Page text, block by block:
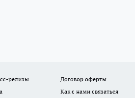
релизы Договор оферты
Как с нами связаться